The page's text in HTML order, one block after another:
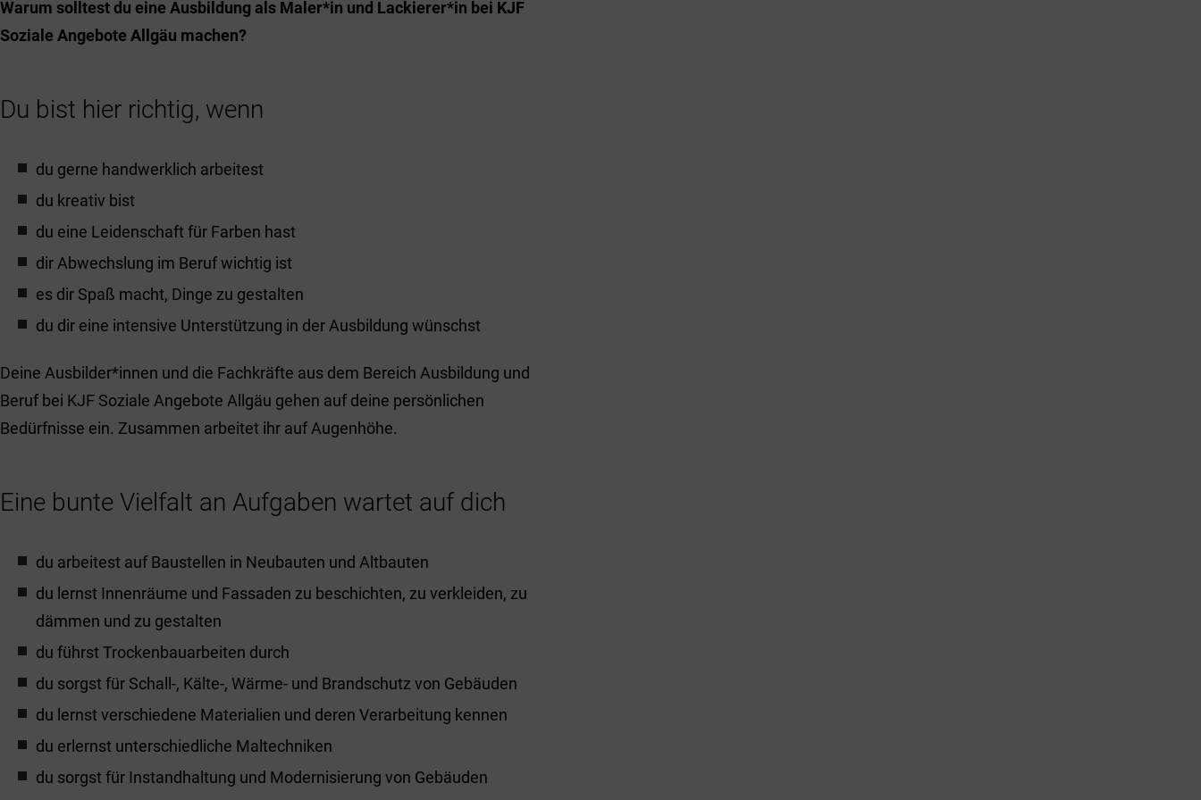
Warum solltest du eine Ausbildung als Maler*in und Lackierer*in bei KJF
Soziale Angebote Allgäu machen?
Du bist hier richtig, wenn
du gerne handwerklich arbeitest
du kreativ bist
du eine Leidenschaft für Farben hast
dir Abwechslung im Beruf wichtig ist
es dir Spaß macht, Dinge zu gestalten
du dir eine intensive Unterstützung in der Ausbildung wünschst
Deine Ausbilder*innen und die Fachkräfte aus dem Bereich Ausbildung und
Beruf bei KJF Soziale Angebote Allgäu gehen auf deine persönlichen
Bedürfnisse ein. Zusammen arbeitet ihr auf Augenhöhe.
Eine bunte Vielfalt an Aufgaben wartet auf dich
du arbeitest auf Baustellen in Neubauten und Altbauten
du lernst Innenräume und Fassaden zu beschichten, zu verkleiden, zu
dämmen und zu gestalten
du führst Trockenbauarbeiten durch
du sorgst für Schall-, Kälte-, Wärme- und Brandschutz von Gebäuden
du lernst verschiedene Materialien und deren Verarbeitung kennen
du erlernst unterschiedliche Maltechniken
du sorgst für Instandhaltung und Modernisierung von Gebäuden